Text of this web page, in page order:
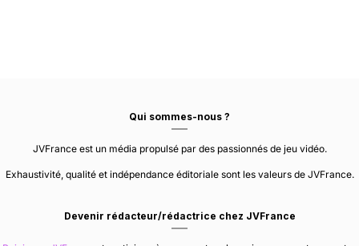
Qui sommes-nous ?
JVFrance est un média propulsé par des passionnés de jeu vidéo.
Exhaustivité, qualité et indépendance éditoriale sont les valeurs de JVFrance.
Devenir rédacteur/rédactrice chez JVFrance